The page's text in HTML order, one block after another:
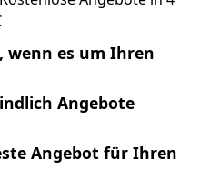
wenn es um Ihren
Angebote
Angebot für Ihren